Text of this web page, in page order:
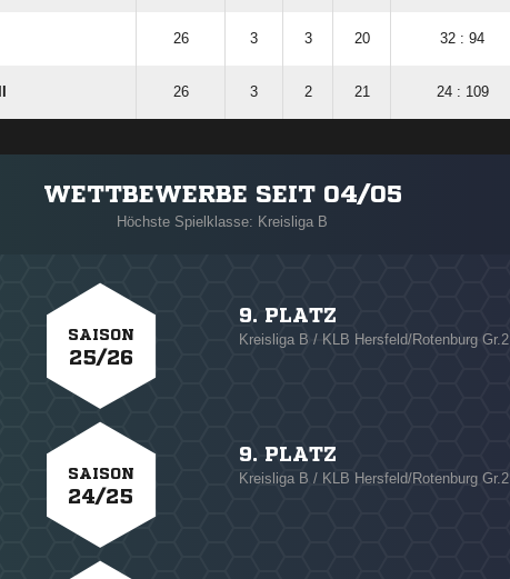
26 3 3 20 32 : 94
26 3 2 21 24 : 109
WETTBEWERBE SEIT 04/05
Höchste Spielklasse: Kreisliga B
SAISON
25/26
9. PLATZ
Kreisliga B / KLB Hersfeld/Rotenburg Gr.2
SAISON
24/25
9. PLATZ
Kreisliga B / KLB Hersfeld/Rotenburg Gr.2